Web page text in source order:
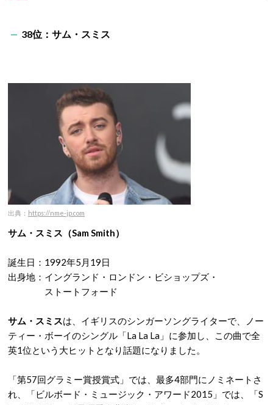
38位：サム・スミス
出典： https://nme-jp.com
サム・スミス（Sam Smith）
誕生日：1992年5月19日
出身地：イングランド・ロンドン・ビショップズ・
ストートフォード
サム・スミスは、イギリスのシンガーソングライターで、ノー
ティー・ボーイのシングル「La La La」に参加し、この曲で全
英1位という大ヒットとなり話題になりました。
「第57回グラミー賞授賞式」では、最多4部門にノミネートさ
れ、「ビルボード・ミュージック・アワード2015」では、「S